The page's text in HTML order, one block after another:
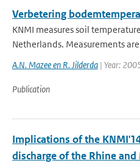
Verbetering
KNMI measures soil
Netherlands. Measurements
A.N. Mazee en R. Jilderda | Year:
Publication
Implications of the
discharge of the Rhine